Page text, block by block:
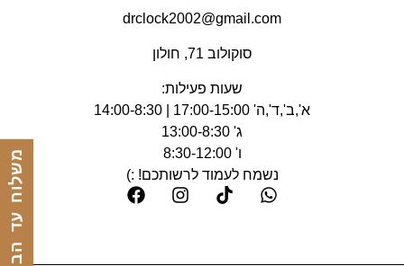
drclock2002@gmail.com
סוקולוב 71, חולון
שעות פעילות:
א',ב',ד',ה' 17:00-15:00 | 14:00-8:30
ג' 13:00-8:30
ו' 8:30-12:00
נשמח לעמוד לרשותכם! :)
משלוח עד הבית